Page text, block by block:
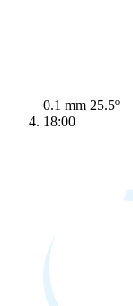
0.1 mm 25.5º
18:00